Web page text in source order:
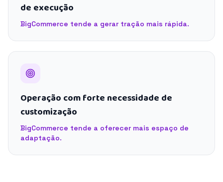
de execução
BigCommerce tende a gerar tração mais rápida.
Operação com forte necessidade de
customização
BigCommerce tende a oferecer mais espaço de
adaptação.